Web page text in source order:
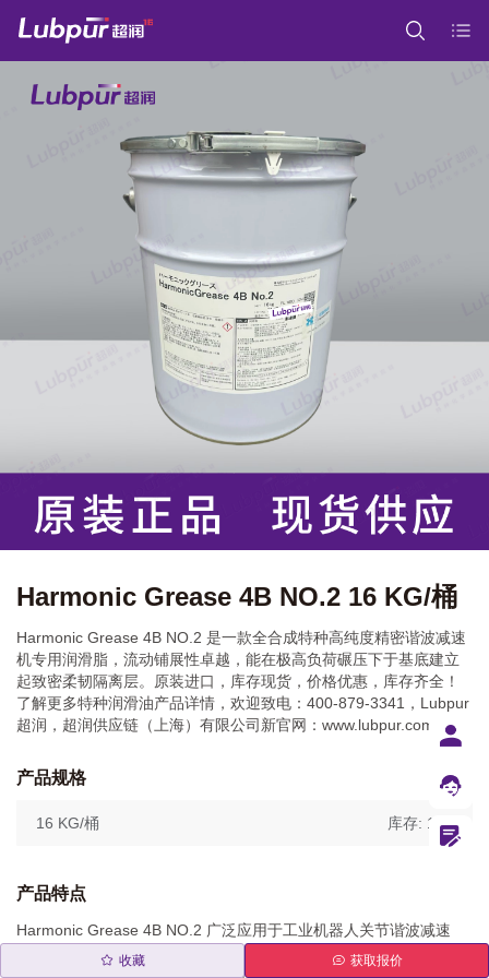
收藏 获取报价
Harmonic Grease 4B NO.2 16 KG/桶
Harmonic Grease 4B NO.2 是一款全合成特种高纯度精密谐波减速
机专用润滑脂，流动铺展性卓越，能在极高负荷碾压下于基底建立
起致密柔韧隔离层。原装进口，库存现货，价格优惠，库存齐全！
了解更多特种润滑油产品详情，欢迎致电：400-879-3341，Lubpur
超润，超润供应链（上海）有限公司新官网：www.lubpur.com
产品规格
16 KG/桶 库存: 100
产品特点
Harmonic Grease 4B NO.2 广泛应用于工业机器人关节谐波减速
机、精密半导体多轴定位机械手、航空航天天线驱动机构以及频繁
面临极其苛刻的微动磨损、高剪切力与长寿命要求的各类精密齿轮